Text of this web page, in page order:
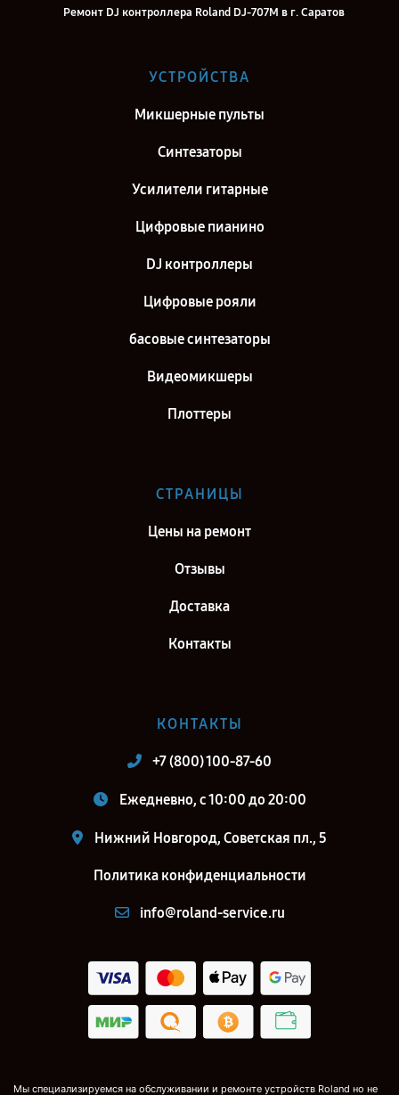
Ремонт DJ контроллера Roland DJ-707M в г. Саратов
Ремонт DJ контроллера Roland DJ-707M в г. Киров
Ремонт DJ контроллера Roland DJ-707M в г. Санкт-Петербург
УСТРОЙСТВА
Микшерные пульты
Синтезаторы
Усилители гитарные
Цифровые пианино
DJ контроллеры
Цифровые рояли
басовые синтезаторы
Видеомикшеры
Плоттеры
СТРАНИЦЫ
Цены на ремонт
Отзывы
Доставка
Контакты
КОНТАКТЫ
+7 (800) 100-87-60
Ежедневно, с 10:00 до 20:00
Нижний Новгород, Советская пл., 5
Политика конфиденциальности
info@roland-service.ru
Мы специализируемся на обслуживании и ремонте устройств Roland но не